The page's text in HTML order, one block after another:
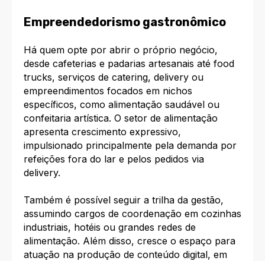
Empreendedorismo gastronômico
Há quem opte por abrir o próprio negócio,
desde cafeterias e padarias artesanais até food
trucks, serviços de catering, delivery ou
empreendimentos focados em nichos
específicos, como alimentação saudável ou
confeitaria artística. O setor de alimentação
apresenta crescimento expressivo,
impulsionado principalmente pela demanda por
refeições fora do lar e pelos pedidos via
delivery.​
Também é possível seguir a trilha da gestão,
assumindo cargos de coordenação em cozinhas
industriais, hotéis ou grandes redes de
alimentação. Além disso, cresce o espaço para
atuação na produção de conteúdo digital, em